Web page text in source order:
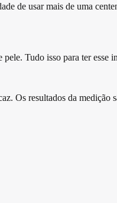
de usar mais de uma
Tudo isso para ter esse
Os resultados da medição